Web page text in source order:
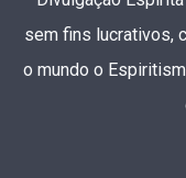
sem fins lucrativos,
o mundo o